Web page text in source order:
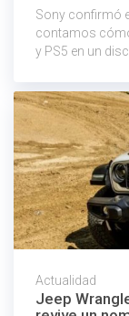
Sony confirmó
contamos
y PS5 en un
Actualidad
Jeep